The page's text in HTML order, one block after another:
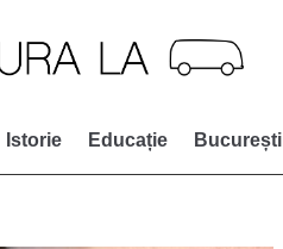
Istorie Educație București